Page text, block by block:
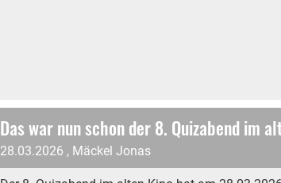
Das war nun schon der 8. Quizabend im
28.03.2026 , Mäckel Jonas